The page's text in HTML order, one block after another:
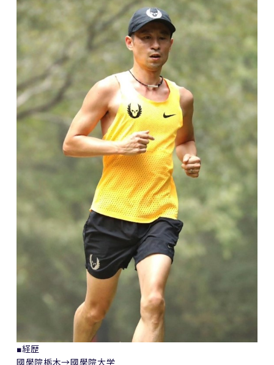
■経歴
國學院栃木→國學院大学